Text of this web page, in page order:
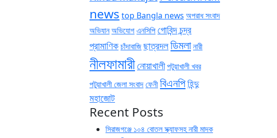
news top Bangla news অপরাধ সংবাদ
অভিযানঅভিযোগএনসিপিগোবিন্দ চন্দ্র
প্রামাণিকচাঁদাবাজিছাত্রদলডিমলানারী
নীলফামারীনোয়াখালীপটুয়াখালী খবর
পটুয়াখালী জেলা সংবাদফেনীবিএনপিহিন্দু
মহাজোট
Recent Posts
সিরাজগঞ্জে ১০৪ বোতল স্ক্যাফসহ নারী মাদক